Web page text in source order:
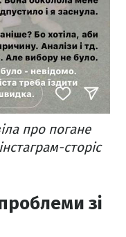
про погане
сторіс
зі